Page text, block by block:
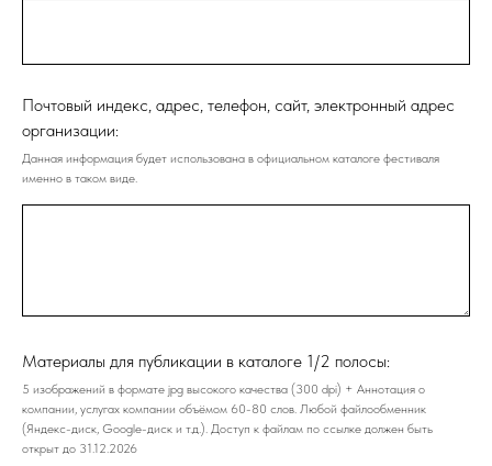
Почтовый индекс, адрес, телефон, сайт, электронный адрес
организации:
Данная информация будет использована в официальном каталоге фестиваля
именно в таком виде.
Материалы для публикации в каталоге 1/2 полосы:
5 изображений в формате jpg высокого качества (300 dpi) + Аннотация о
компании, услугах компании объёмом 60-80 слов. Любой файлообменник
(Яндекс-диск, Google-диск и т.д.). Доступ к файлам по ссылке должен быть
открыт до 31.12.2026